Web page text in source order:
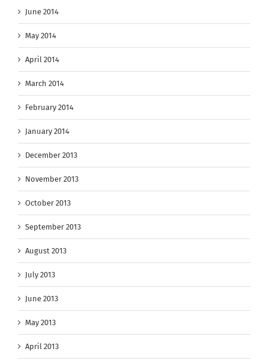
June 2014
May 2014
April 2014
March 2014
February 2014
January 2014
December 2013
November 2013
October 2013
September 2013
August 2013
July 2013
June 2013
May 2013
April 2013